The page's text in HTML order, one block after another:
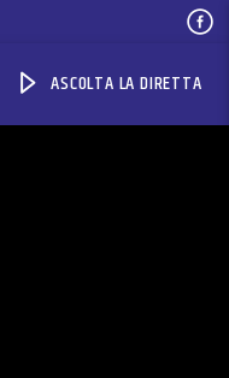
ASCOLTA LA DIRETTA